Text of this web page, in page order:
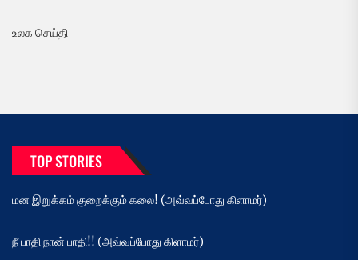
உலக செய்தி
TOP STORIES
மன இறுக்கம் குறைக்கும் கலை! (அவ்வப்போது கிளாமர்)
நீ பாதி நான் பாதி!! (அவ்வப்போது கிளாமர்)